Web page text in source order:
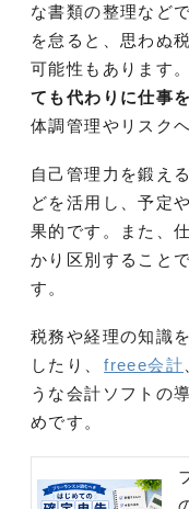
な書類の整理など
を怠ると、思わぬ
可能性もあります。
ても代わりに仕事
体調管理やリスク
自己管理力を鍛え
どを活用し、予定
果的です。また、
かり区別すること
す。
税務や経理の知識
したり、 freee会計
うな会計ソフトの
めです。